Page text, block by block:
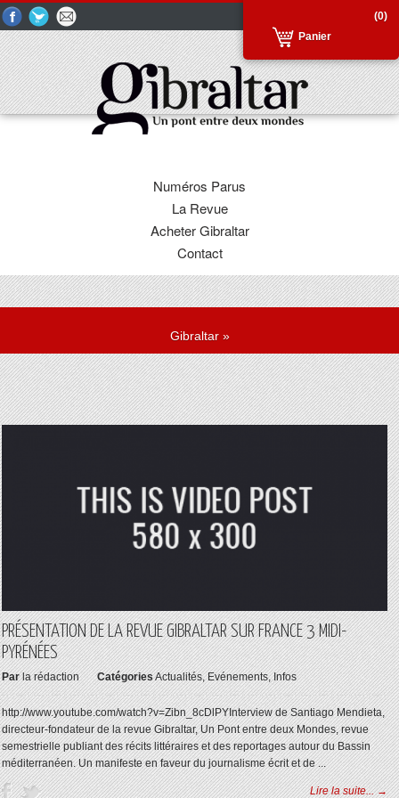
(0)
Panier
Numéros Parus
La Revue
Acheter Gibraltar
Contact
Gibraltar»
PRÉSENTATION DE LA REVUE GIBRALTAR SUR FRANCE 3 MIDI-
PYRÉNÉES
Par la rédaction CatégoriesActualités,Evénements,Infos
http://www.youtube.com/watch?v=Zibn_8cDlPYInterview de Santiago Mendieta,
directeur-fondateur de la revue Gibraltar, Un Pont entre deux Mondes, revue
semestrielle publiant des récits littéraires et des reportages autour du Bassin
méditerranéen. Un manifeste en faveur du journalisme écrit et de ...
Lire la suite... →